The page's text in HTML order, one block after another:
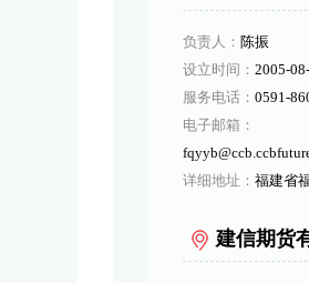
负责人： 陈振
设立时间： 2005-
服务电话： 0591-
电子邮箱：
详细地址： 福建省
建信期货